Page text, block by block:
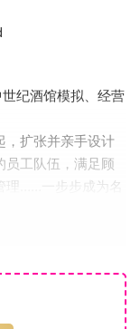
纪酒馆模拟、经营
，扩张并亲手设计
员工队伍，满足顾
理……一步步成为名
要确保库存食材